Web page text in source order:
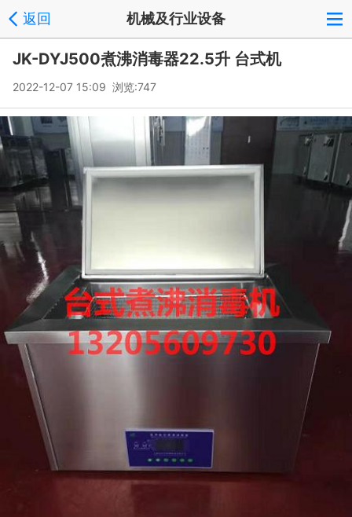
返回 机械及行业设备
JK-DYJ500煮沸消毒器22.5升 台式机
2022-12-07 15:09 浏览:747